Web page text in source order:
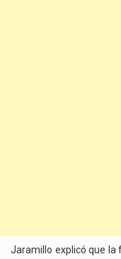
Jaramillo explicó que